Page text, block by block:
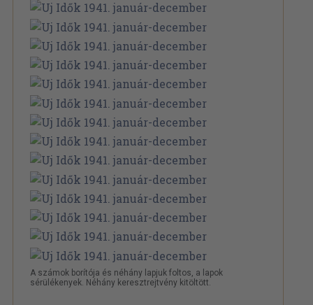
A számok borítója és néhány lapjuk foltos, a lapok
sérülékenyek. Néhány keresztrejtvény kitöltött.